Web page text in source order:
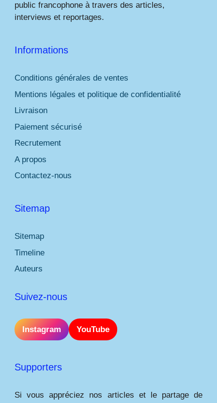
public francophone à travers des articles,
interviews et reportages.
Informations
Conditions générales de ventes
Mentions légales et politique de confidentialité
Livraison
Paiement sécurisé
Recrutement
A propos
Contactez-nous
Sitemap
Sitemap
Timeline
Auteurs
Suivez-nous
Instagram YouTube
Supporters
Si vous appréciez nos articles et le partage de